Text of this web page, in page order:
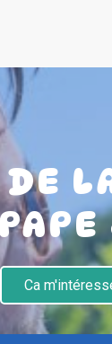
Ca